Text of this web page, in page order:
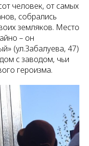
человек, от самых
собрались
земляков. Место
– он
(ул.Забалуева, 47)
с заводом, чьи
героизма.